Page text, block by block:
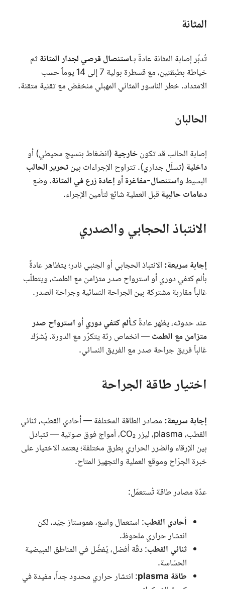
المثانة
تُدبَّر إصابة المثانة عادةً بـاستئصال قرصي لجدار المثانة ثم
خياطة بطبقتين، مع قسطرة بولية 7 إلى 14 يوماً حسب
الامتداد. خطر الناسور المثاني المهبلي منخفض مع تقنية متقنة.
الحالبان
إصابة الحالب قد تكونخارجية (انضغاط بنسيج محيطي) أو
داخلية (تسلّل جداري). تتراوح الإجراءات بينتحرير الحالب
البسيط واستئصال-مفاغرةأوإعادة زرع في المثانة. وضع
دعامات حالبيةقبل العملية شائع لتأمين الإجراء.
الانتباذ الحجابي والصدري
إجابة سريعة: الانتباذ الحجابي أو الجنبي نادر؛ يتظاهر عادةً
بألم كتفي دوري أو استرواح صدر متزامن مع الطمث، ويتطلّب
غالباً مقاربة مشتركة بين الجراحة النسائية وجراحة الصدر.
عند حدوثه، يظهر عادةً كـألم كتفي دوريأواسترواح صدر
متزامن مع الطمث— انخماص رئة يتكرّر مع الدورة. يُشرَك
غالباً فريق جراحة صدر مع الفريق النسائي.
اختيار طاقة الجراحة
إجابة سريعة: مصادر الطاقة المختلفة — أحادي القطب، ثنائي
القطب،plasma، ليزرCO₂، أمواج فوق صوتية — تتبادل
بين الإرقاء والضرر الحراري بطرق مختلفة؛ يعتمد الاختيار على
خبرة الجرّاح وموقع العملية والتجهيز المتاح.
عدّة مصادر طاقة تُستعمَل:
أحادي القطب: استعمال واسع، هموستاز جيّد، لكن
انتشار حراري ملحوظ.
ثنائي القطب: دقّة أفضل، يُفضَّل في المناطق المبيضية
الحسّاسة.
طاقة plasma: انتشار حراري محدود جداً، مفيدة في